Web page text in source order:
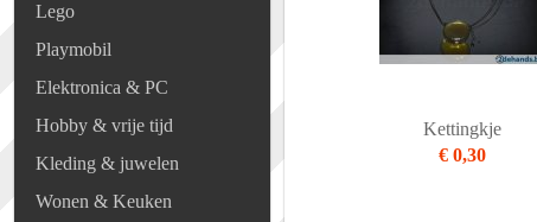
Lego
Playmobil
Elektronica & PC
Hobby & vrije tijd
Kleding & juwelen
Wonen & Keuken
Kettingkje
€ 0,30